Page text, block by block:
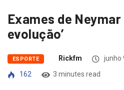
Exames de
evolução’
ESPORTE Rickfm junho
162
3 minutes read